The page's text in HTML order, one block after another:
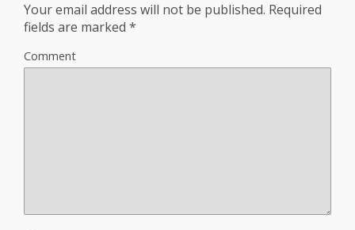
Your email address will not be published. Required
fields are marked *
Comment